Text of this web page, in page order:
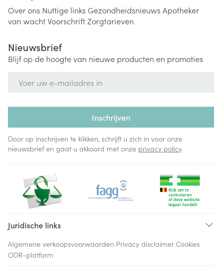
Over ons Nuttige links Gezondheidsnieuws Apotheker
van wachtVoorschriftZorgtarieven
Nieuwsbrief
Blijf op de hoogte van nieuwe producten en promoties
Inschrijven
Door op inschrijven te klikken, schrijft u zich in voor onze
nieuwsbrief en gaat u akkoord met onze privacy policy.
Juridische links
Algemene verkoopsvoorwaarden Privacy disclaimer Cookies
ODR-platform